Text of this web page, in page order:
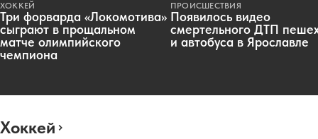
ХОККЕЙ
Три форварда «Локомотива»
сыграют в прощальном
матче олимпийского
чемпиона
ПРОИСШЕСТВИЯ
Появилось видео
смертельного ДТП
и автобуса в Ярославле
Хоккей